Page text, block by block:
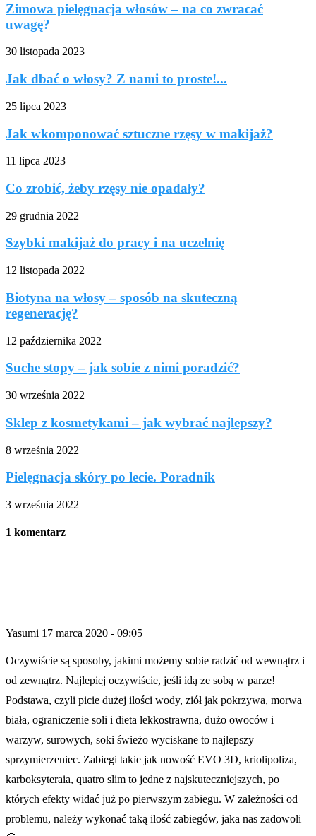
Zimowa pielęgnacja włosów – na co zwracać
uwagę?
30 listopada 2023
Jak dbać o włosy? Z nami to proste!...
25 lipca 2023
Jak wkomponować sztuczne rzęsy w makijaż?
11 lipca 2023
Co zrobić, żeby rzęsy nie opadały?
29 grudnia 2022
Szybki makijaż do pracy i na uczelnię
12 listopada 2022
Biotyna na włosy – sposób na skuteczną
regenerację?
12 października 2022
Suche stopy – jak sobie z nimi poradzić?
30 września 2022
Sklep z kosmetykami – jak wybrać najlepszy?
8 września 2022
Pielęgnacja skóry po lecie. Poradnik
3 września 2022
1 komentarz
Yasumi 17 marca 2020 - 09:05
Oczywiście są sposoby, jakimi możemy sobie radzić od wewnątrz i
od zewnątrz. Najlepiej oczywiście, jeśli idą ze sobą w parze!
Podstawa, czyli picie dużej ilości wody, ziół jak pokrzywa, morwa
biała, ograniczenie soli i dieta lekkostrawna, dużo owoców i
warzyw, surowych, soki świeżo wyciskane to najlepszy
sprzymierzeniec. Zabiegi takie jak nowość EVO 3D, kriolipoliza,
karboksyteraia, quatro slim to jedne z najskuteczniejszych, po
których efekty widać już po pierwszym zabiegu. W zależności od
problemu, należy wykonać taką ilość zabiegów, jaka nas zadowoli